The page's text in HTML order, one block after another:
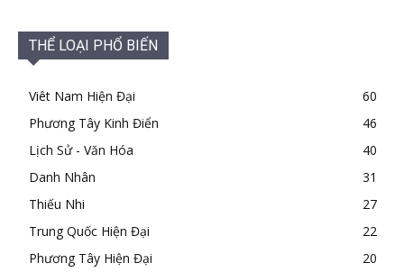
THỂ LOẠI PHỔ BIẾN
Viêt Nam Hiện Đại
60
Phương Tây Kinh Điển
46
Lịch Sử - Văn Hóa
40
Danh Nhân
31
Thiếu Nhi
27
Trung Quốc Hiện Đại
22
Phương Tây Hiện Đại
20